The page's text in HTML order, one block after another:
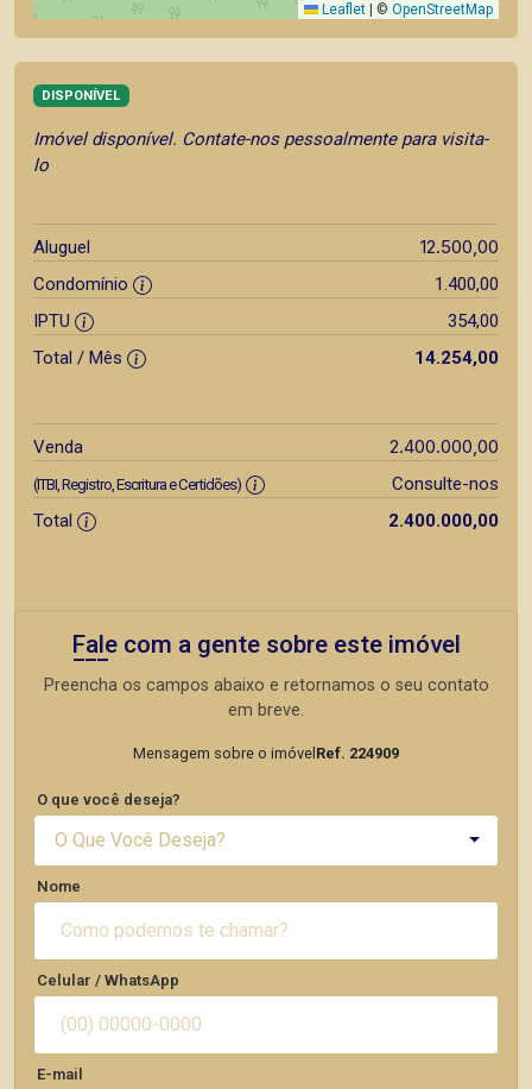
Leaflet © OpenStreetMap
DISPONÍVEL
Imóvel disponível. Contate-nos pessoalmente para visita-
lo
Aluguel 12.500,00
Condomínio
1.400,00
IPTU
354,00
Total / Mês
14.254,00
Venda 2.400.000,00
(ITBI, Registro, Escritura e Certidões)
Consulte-nos
Total
2.400.000,00
Fale com a gente sobre este imóvel
Preencha os campos abaixo e retornamos o seu contato
em breve.
Mensagem sobre o imóvel Ref. 224909
O que você deseja?
O Que Você Deseja?
Nome
Celular / WhatsApp
E-mail